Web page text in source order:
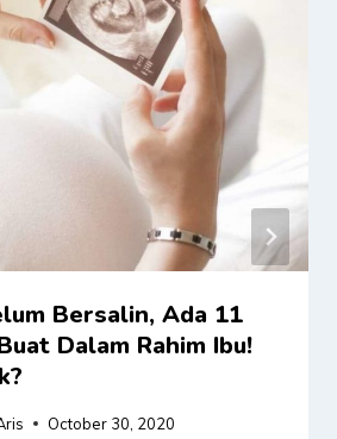
Bersalin, Ada 11
Dalam Rahim Ibu!
October 30, 2020